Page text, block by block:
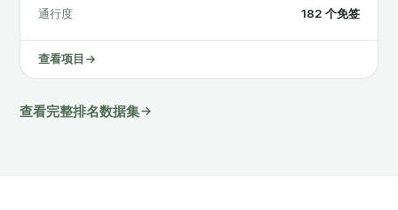
通行度 182 个免签
查看项目
查看完整排名数据集